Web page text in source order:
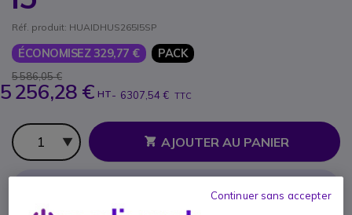
Réf. produit: HUAIDHUS265I5SP
ÉCONOMISEZ 329,77 € PACK
5 586,05 €
5 256,28 € HT- 6307,54 € TTC
Qté
AJOUTER AU PANIER
DEVIS EN 4 HEURESContinuer sans accepter